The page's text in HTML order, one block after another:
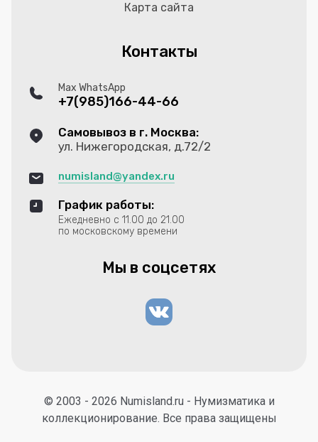
Карта сайта
Контакты
Max WhatsApp
+7(985)166-44-66
Самовывоз в г. Москва:
ул. Нижегородская, д.72/2
numisland@yandex.ru
График работы:
Ежедневно с 11.00 до 21.00
по московскому времени
Мы в соцсетях
© 2003 - 2026 Numisland.ru - Нумизматика и
коллекционирование. Все права защищены